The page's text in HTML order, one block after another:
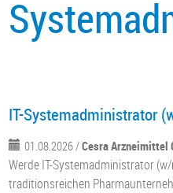
IT-Systemadministrator
01.08.2026 /Cesra Arzneimittel
Werde IT-Systemadministrator
traditionsreichen